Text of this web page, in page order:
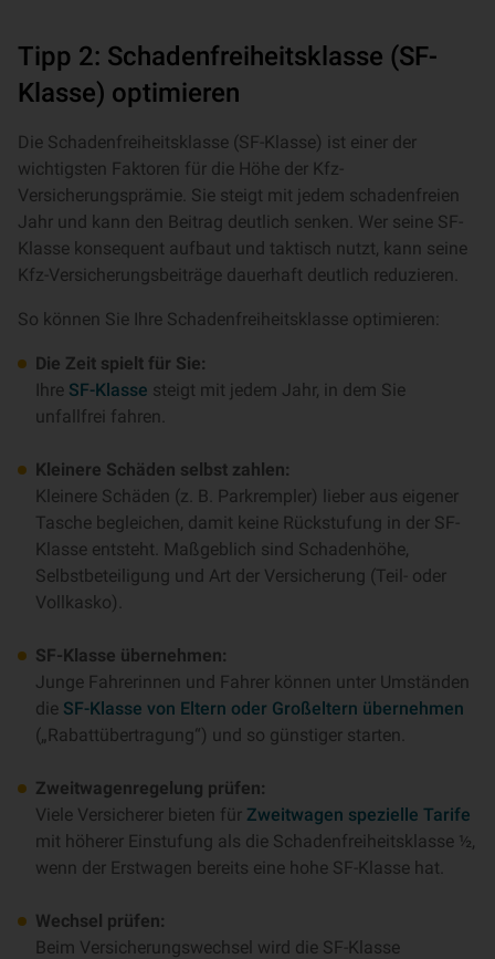
Tipp 2: Schadenfreiheitsklasse (SF-
Klasse) optimieren
Die Schadenfreiheitsklasse (SF-Klasse) ist einer der
wichtigsten Faktoren für die Höhe der Kfz-
Versicherungsprämie. Sie steigt mit jedem schadenfreien
Jahr und kann den Beitrag deutlich senken. Wer seine SF-
Klasse konsequent aufbaut und taktisch nutzt, kann seine
Kfz-Versicherungsbeiträge dauerhaft deutlich reduzieren.
So können Sie Ihre Schadenfreiheitsklasse optimieren:
Die Zeit spielt für Sie:
Ihre SF-Klasse steigt mit jedem Jahr, in dem Sie
unfallfrei fahren.
Kleinere Schäden selbst zahlen:
Kleinere Schäden (z. B. Parkrempler) lieber aus eigener
Tasche begleichen, damit keine Rückstufung in der SF-
Klasse entsteht. Maßgeblich sind Schadenhöhe,
Selbstbeteiligung und Art der Versicherung (Teil- oder
Vollkasko).
SF-Klasse übernehmen:
Junge Fahrerinnen und Fahrer können unter Umständen
die SF-Klasse von Eltern oder Großeltern übernehmen
(„Rabattübertragung“) und so günstiger starten.
Zweitwagenregelung prüfen:
Viele Versicherer bieten für Zweitwagen spezielle Tarife
mit höherer Einstufung als die Schadenfreiheitsklasse ½,
wenn der Erstwagen bereits eine hohe SF-Klasse hat.
Wechsel prüfen:
Beim Versicherungswechsel wird die SF-Klasse